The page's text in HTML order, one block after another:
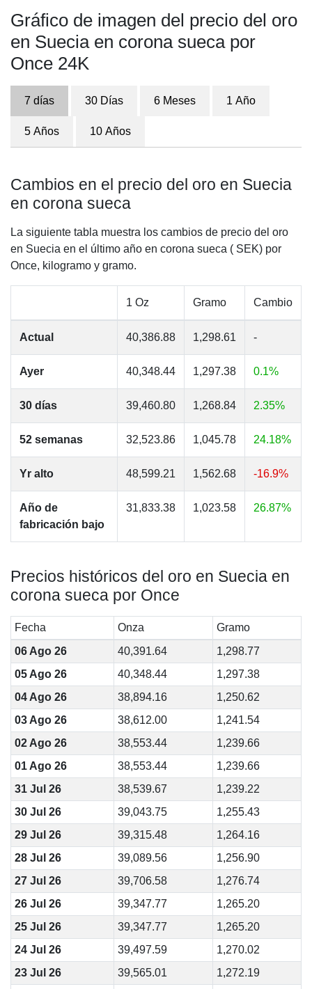
Gráfico de imagen del precio del oro
en Suecia en corona sueca por
Once 24K
7 días 30 Días 6 Meses 1 Año
5 Años 10 Años
Cambios en el precio del oro en Suecia
en corona sueca
La siguiente tabla muestra los cambios de precio del oro
en Suecia en el último año en corona sueca ( SEK) por
Once, kilogramo y gramo.
1 Oz Gramo Cambio
Actual 40,386.88 1,298.61 -
Ayer 40,348.44 1,297.38 0.1%
30 días 39,460.80 1,268.84 2.35%
52 semanas 32,523.86 1,045.78 24.18%
Yr alto 48,599.21 1,562.68 -16.9%
Año de
fabricación bajo
31,833.38 1,023.58 26.87%
Precios históricos del oro en Suecia en
corona sueca por Once
Fecha Onza
Gramo
06 Ago 26
40,391.64
1,298.77
05 Ago 26
40,348.44
1,297.38
04 Ago 26
38,894.16
1,250.62
03 Ago 26
38,612.00
1,241.54
02 Ago 26
38,553.44
1,239.66
01 Ago 26
38,553.44
1,239.66
31 Jul 26
38,539.67
1,239.22
30 Jul 26
39,043.75
1,255.43
29 Jul 26
39,315.48
1,264.16
28 Jul 26
39,089.56
1,256.90
27 Jul 26
39,706.58
1,276.74
26 Jul 26
39,347.77
1,265.20
25 Jul 26
39,347.77
1,265.20
24 Jul 26
39,497.59
1,270.02
23 Jul 26
39,565.01
1,272.19